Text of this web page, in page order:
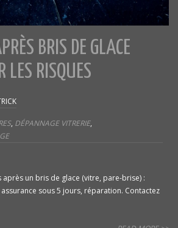
BRIS DE GLACE
LES RISQUES
, DÉPANNAGE VITRERIE,
un bris de glace (vitre, pare-brise) :
sous 5 jours, réparation. Contactez